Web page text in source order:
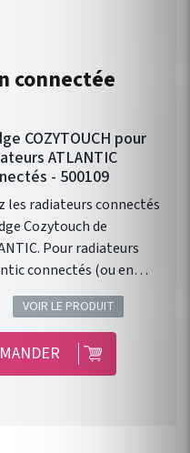
connectée
COZYTOUCH pour
ATLANTIC
- 500109
les radiateurs connectés
radiateurs
connectés (ou en
le pass Cozytouch (
602251 ) pour les
Atlantic n'étant
en version
Avec Cozytouch ,
VOIR LE PRODUIT